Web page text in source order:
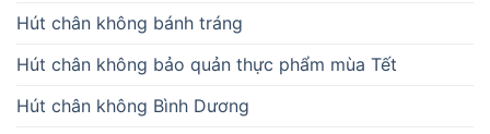
Hút chân không bánh tráng
Hút chân không bảo quản thực phẩm mùa Tết
Hút chân không Bình Dương